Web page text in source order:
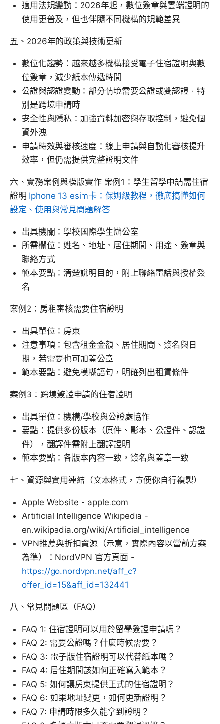
適用法規變動：2026年起，數位簽章與雲端證明的
使用更普及，但也伴隨不同機構的規範差異
五、2026年的政策與技術更新
數位化趨勢：越來越多機構接受電子住宿證明與數
位簽章，減少紙本傳遞時間
公證與認證變動：部分情境需要公證或雙認證，特
別是跨境申請時
安全性與隱私：加強資料加密與存取控制，避免個
資外洩
申請時效與審核速度：線上申請與自動化審核提升
效率，但仍需提供完整證明文件
六、實務案例與模版實作 案例1：學生留學申請需住宿
證明 Iphone 13 esim卡：保姆級教程，徹底搞懂如何
設定、使用與常見問題解答
出具機關：學校國際學生辦公室
所需欄位：姓名、地址、居住期間、用途、簽章與
聯絡方式
範本要點：清楚說明目的，附上聯絡電話與授權簽
名
案例2：房租審核需要住宿證明
出具單位：房東
注意事項：包含租金金額、居住期間、簽名與日
期，若需要也可加蓋公章
範本要點：避免模糊語句，明確列出租賃條件
案例3：跨境簽證申請的住宿證明
出具單位：機構/學校與公證處協作
要點：提供多份版本（原件、影本、公證件、認證
件），翻譯件需附上翻譯證明
範本要點：各版本內容一致，簽名與蓋章一致
七、資源與實用連結（文本格式，方便你自行複製）
Apple Website - apple.com
Artificial Intelligence Wikipedia -
en.wikipedia.org/wiki/Artificial_intelligence
VPN推薦與折扣資源（示意，實際內容以當前方案
為準）：NordVPN 官方頁面 -
https://go.nordvpn.net/aff_c?
offer_id=15&aff_id=132441
八、常見問題區（FAQ）
FAQ 1: 住宿證明可以用於留學簽證申請嗎？
FAQ 2: 需要公證嗎？什麼時候需要？
FAQ 3: 電子版住宿證明可以代替紙本嗎？
FAQ 4: 居住期間該如何正確寫入範本？
FAQ 5: 如何讓房東提供正式的住宿證明？
FAQ 6: 如果地址變更，如何更新證明？
FAQ 7: 申請時限多久能拿到證明？